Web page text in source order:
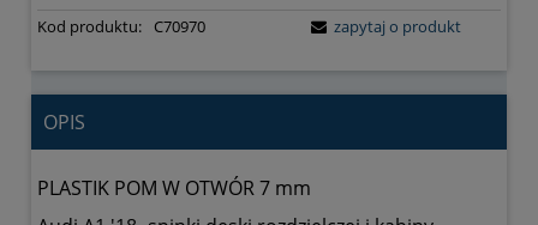
Kod produktu: C70970 zapytaj o produkt
OPIS
PLASTIK POM W OTWÓR 7 mm